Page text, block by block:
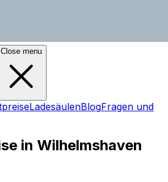
Close menu
LadesäulenBlogFragen und
in Wilhelmshaven